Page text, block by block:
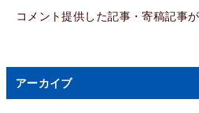
コメント提供した記事・寄稿記事
アーカイブ